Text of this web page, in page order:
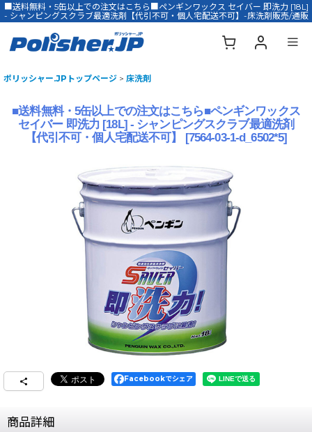
■送料無料・5缶以上での注文はこちら■ペンギンワックス セイバー 即洗力 [18L]
- シャンピングスクラブ最適洗剤【代引不可・個人宅配送不可】-床洗剤販売/通販
ポリッシャー.JPトップページ > 床洗剤
■送料無料・5缶以上での注文はこちら■ペンギンワックス
セイバー 即洗力 [18L] - シャンピングスクラブ最適洗剤
【代引不可・個人宅配送不可】
[7564-03-1-d_6502*5]
Facebookでシェア
商品詳細